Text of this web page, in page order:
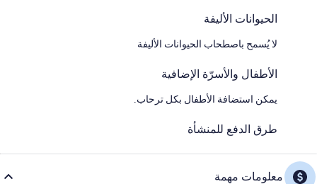
الحيوانات الأليفة
لا يُسمح باصطحاب الحيوانات الأليفة
الأطفال والأسرّة الإضافية
يمكن استضافة الأطفال بكل ترحاب.
طرق الدفع للمنشأة
معلومات مهمة